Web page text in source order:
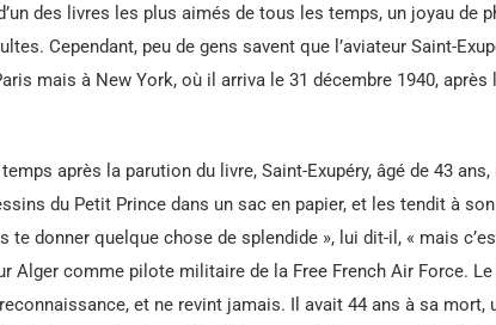
des livres les plus aimés de tous les temps, un joyau de
Cependant, peu de gens savent que l’aviateur Saint-
mais à New York, où il arriva le 31 décembre 1940, après
après la parution du livre, Saint-Exupéry, âgé de 43 ans,
du Petit Prince dans un sac en papier, et les tendit à
te donner quelque chose de splendide », lui dit-il, « mais
Alger comme pilote militaire de la Free French Air Force. Le
et ne revint jamais. Il avait 44 ans à sa mort,